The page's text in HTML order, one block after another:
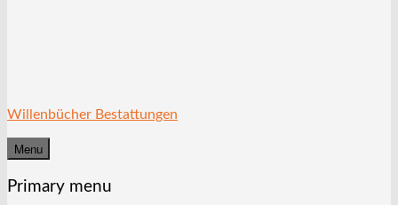
Willenbücher Bestattungen
Menu
Primary menu